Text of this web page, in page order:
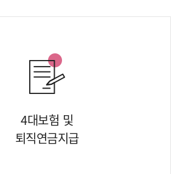
4대보험 및
퇴직연금지급